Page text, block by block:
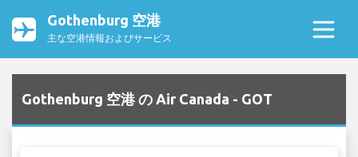
Gothenburg 空港
主な空港情報およびサービス
Gothenburg 空港 の Air Canada - GOT